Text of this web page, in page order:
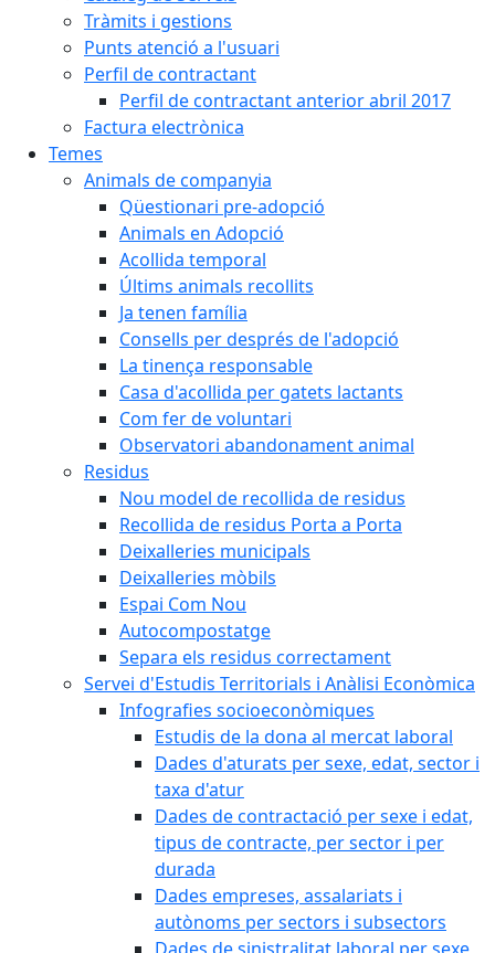
Tràmits i gestions
Punts atenció a l'usuari
Perfil de contractant
Perfil de contractant anterior abril 2017
Factura electrònica
Temes
Animals de companyia
Qüestionari pre-adopció
Animals en Adopció
Acollida temporal
Últims animals recollits
Ja tenen família
Consells per després de l'adopció
La tinença responsable
Casa d'acollida per gatets lactants
Com fer de voluntari
Observatori abandonament animal
Residus
Nou model de recollida de residus
Recollida de residus Porta a Porta
Deixalleries municipals
Deixalleries mòbils
Espai Com Nou
Autocompostatge
Separa els residus correctament
Servei d'Estudis Territorials i Anàlisi Econòmica
Infografies socioeconòmiques
Estudis de la dona al mercat laboral
Dades d'aturats per sexe, edat, sector i
taxa d'atur
Dades de contractació per sexe i edat,
tipus de contracte, per sector i per
durada
Dades empreses, assalariats i
autònoms per sectors i subsectors